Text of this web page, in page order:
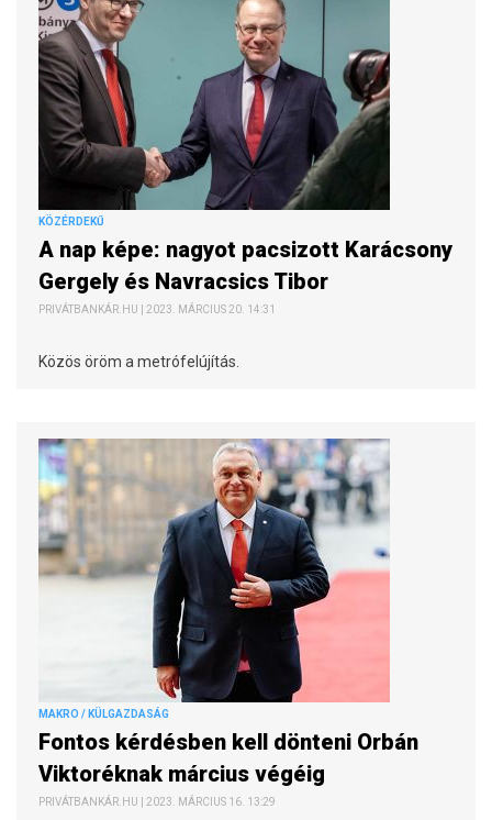
KÖZÉRDEKŰ
A nap képe: nagyot pacsizott Karácsony
Gergely és Navracsics Tibor
PRIVÁTBANKÁR.HU | 2023. MÁRCIUS 20. 14:31
Közös öröm a metrófelújítás.
MAKRO / KÜLGAZDASÁG
Fontos kérdésben kell dönteni Orbán
Viktoréknak március végéig
PRIVÁTBANKÁR.HU | 2023. MÁRCIUS 16. 13:29